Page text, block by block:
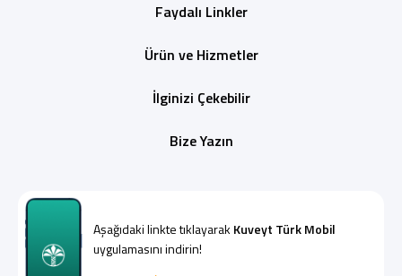
Faydalı Linkler
Ürün ve Hizmetler
İlginizi Çekebilir
Bize Yazın
Aşağıdaki linkte tıklayarak Kuveyt Türk Mobil
uygulamasını indirin!